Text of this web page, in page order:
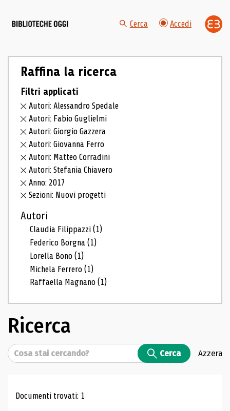
Cerca Accedi
Raffina la ricerca
Filtri applicati
Autori: Alessandro Spedale
Autori: Fabio Guglielmi
Autori: Giorgio Gazzera
Autori: Giovanna Ferro
Autori: Matteo Corradini
Autori: Stefania Chiavero
Anno: 2017
Sezioni: Nuovi progetti
Autori
Claudia Filippazzi(1)
Federico Borgna(1)
Lorella Bono(1)
Michela Ferrero(1)
Raffaella Magnano(1)
Ricerca
Cerca Cerca Azzera
Risultati di ricerca
Documenti trovati: 1